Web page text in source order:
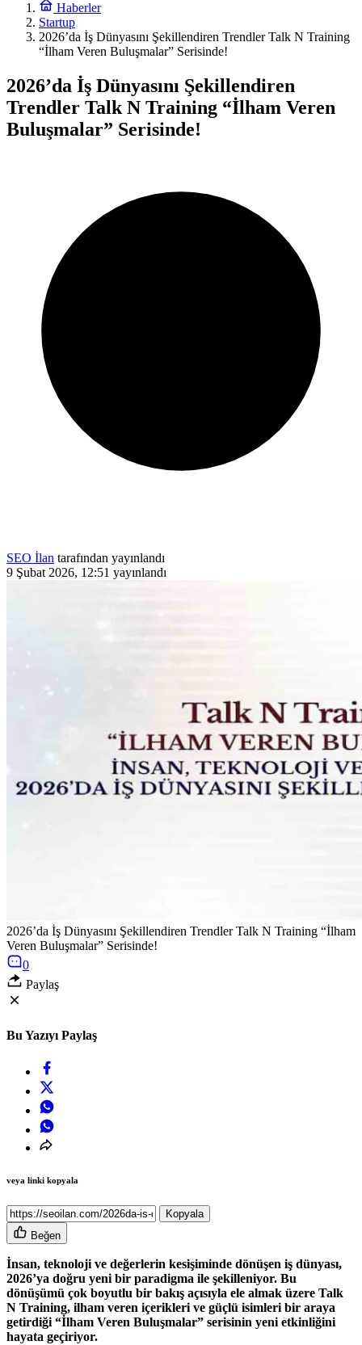
Haberler
Startup
2026’da İş Dünyasını Şekillendiren Trendler Talk N Training
“İlham Veren Buluşmalar” Serisinde!
2026’da İş Dünyasını Şekillendiren
Trendler Talk N Training “İlham Veren
Buluşmalar” Serisinde!
SEO İlan tarafından yayınlandı
9 Şubat 2026, 12:51 yayınlandı
2026’da İş Dünyasını Şekillendiren Trendler Talk N Training “İlham
Veren Buluşmalar” Serisinde!
0
Paylaş
Bu Yazıyı Paylaş
veya linki kopyala
Kopyala
Beğen
İnsan, teknoloji ve değerlerin kesişiminde dönüşen iş dünyası,
2026’ya doğru yeni bir paradigma ile şekilleniyor. Bu
dönüşümü çok boyutlu bir bakış açısıyla ele almak üzere Talk
N Training, ilham veren içerikleri ve güçlü isimleri bir araya
getirdiği “İlham Veren Buluşmalar” serisinin yeni etkinliğini
hayata geçiriyor.